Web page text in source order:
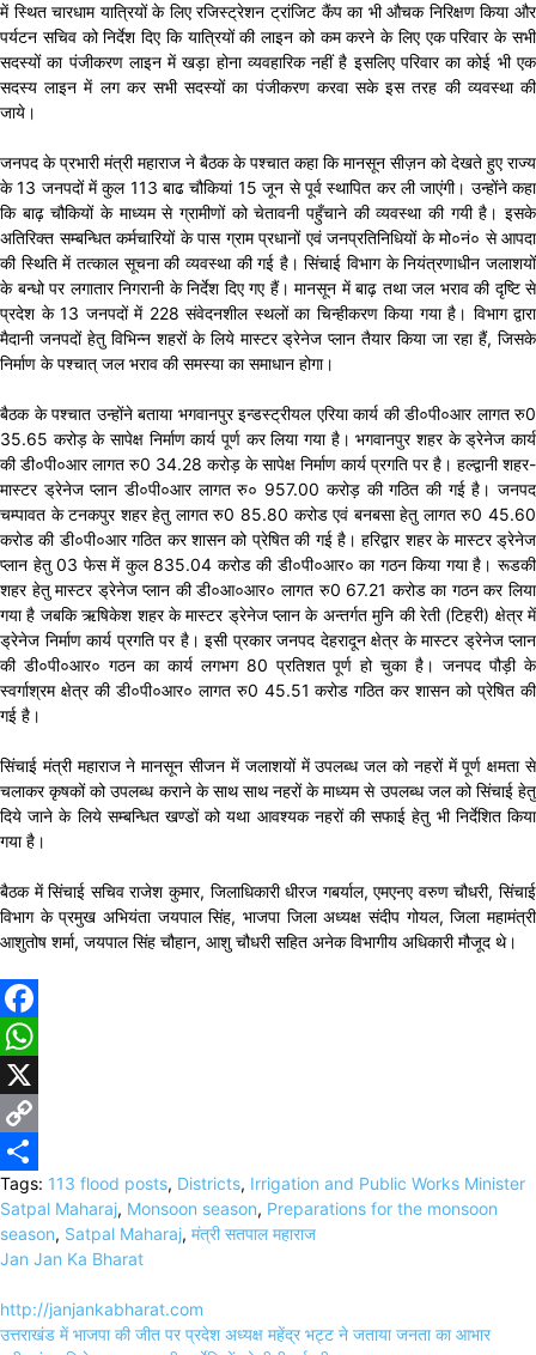
में स्थित चारधाम यात्रियों के लिए रजिस्ट्रेशन ट्रांजिट कैंप का भी औचक निरिक्षण किया और
पर्यटन सचिव को निर्देश दिए कि यात्रियों की लाइन को कम करने के लिए एक परिवार के सभी
सदस्यों का पंजीकरण लाइन में खड़ा होना व्यवहारिक नहीं है इसलिए परिवार का कोई भी एक
सदस्य लाइन में लग कर सभी सदस्यों का पंजीकरण करवा सके इस तरह की व्यवस्था की
जाये।
जनपद के प्रभारी मंत्री महाराज ने बैठक के पश्चात कहा कि मानसून सीज़न को देखते हुए राज्य
के 13 जनपदों में कुल 113 बाढ चौकियां 15 जून से पूर्व स्थापित कर ली जाएंगी। उन्होंने कहा
कि बाढ़ चौकियों के माध्यम से ग्रामीणों को चेतावनी पहुँचाने की व्यवस्था की गयी है। इसके
अतिरिक्त सम्बन्धित कर्मचारियों के पास ग्राम प्रधानों एवं जनप्रतिनिधियों के मो०नं० से आपदा
की स्थिति में तत्काल सूचना की व्यवस्था की गई है। सिंचाई विभाग के नियंत्रणाधीन जलाशयों
के बन्धो पर लगातार निगरानी के निर्देश दिए गए हैं। मानसून में बाढ़ तथा जल भराव की दृष्टि से
प्रदेश के 13 जनपदों में 228 संवेदनशील स्थलों का चिन्हीकरण किया गया है। विभाग द्वारा
मैदानी जनपदों हेतु विभिन्न शहरों के लिये मास्टर ड्रेनेज प्लान तैयार किया जा रहा हैं, जिसके
निर्माण के पश्चात् जल भराव की समस्या का समाधान होगा।
बैठक के पश्चात उन्होंने बताया भगवानपुर इन्डस्ट्रीयल एरिया कार्य की डी०पी०आर लागत रु0
35.65 करोड़ के सापेक्ष निर्माण कार्य पूर्ण कर लिया गया है। भगवानपुर शहर के ड्रेनेज कार्य
की डी०पी०आर लागत रु0 34.28 करोड़ के सापेक्ष निर्माण कार्य प्रगति पर है। हल्द्वानी शहर-
मास्टर ड्रेनेज प्लान डी०पी०आर लागत रु० 957.00 करोड़ की गठित की गई है। जनपद
चम्पावत के टनकपुर शहर हेतु लागत रु0 85.80 करोड एवं बनबसा हेतु लागत रु0 45.60
करोड की डी०पी०आर गठित कर शासन को प्रेषित की गई है। हरिद्वार शहर के मास्टर ड्रेनेज
प्लान हेतु 03 फेस में कुल 835.04 करोड की डी०पी०आर० का गठन किया गया है। रूडकी
शहर हेतु मास्टर ड्रेनेज प्लान की डी०आ०आर० लागत रु0 67.21 करोड का गठन कर लिया
गया है जबकि ऋषिकेश शहर के मास्टर ड्रेनेज प्लान के अन्तर्गत मुनि की रेती (टिहरी) क्षेत्र में
ड्रेनेज निर्माण कार्य प्रगति पर है। इसी प्रकार जनपद देहरादून क्षेत्र के मास्टर ड्रेनेज प्लान
की डी०पी०आर० गठन का कार्य लगभग 80 प्रतिशत पूर्ण हो चुका है। जनपद पौड़ी के
स्वर्गाश्रम क्षेत्र की डी०पी०आर० लागत रु0 45.51 करोड गठित कर शासन को प्रेषित की
गई है।
सिंचाई मंत्री महाराज ने मानसून सीजन में जलाशयों में उपलब्ध जल को नहरों में पूर्ण क्षमता से
चलाकर कृषकों को उपलब्ध कराने के साथ साथ नहरों के माध्यम से उपलब्ध जल को सिंचाई हेतु
दिये जाने के लिये सम्बन्धित खण्डों को यथा आवश्यक नहरों की सफाई हेतु भी निर्देशित किया
गया है।
बैठक में सिंचाई सचिव राजेश कुमार, जिलाधिकारी धीरज गबर्याल, एमएनए वरुण चौधरी, सिंचाई
विभाग के प्रमुख अभियंता जयपाल सिंह, भाजपा जिला अध्यक्ष संदीप गोयल, जिला महामंत्री
आशुतोष शर्मा, जयपाल सिंह चौहान, आशु चौधरी सहित अनेक विभागीय अधिकारी मौजूद थे।
Facebook
WhatsApp
X
Copy
Link
Share
Tags: 113 flood posts, Districts, Irrigation and Public Works Minister
Satpal Maharaj, Monsoon season, Preparations for the monsoon
season, Satpal Maharaj, मंत्री सतपाल महाराज
Jan Jan Ka Bharat
http://janjankabharat.com
Post
उत्तराखंड में भाजपा की जीत पर प्रदेश अध्यक्ष महेंद्र भट्ट ने जताया जनता का आभार